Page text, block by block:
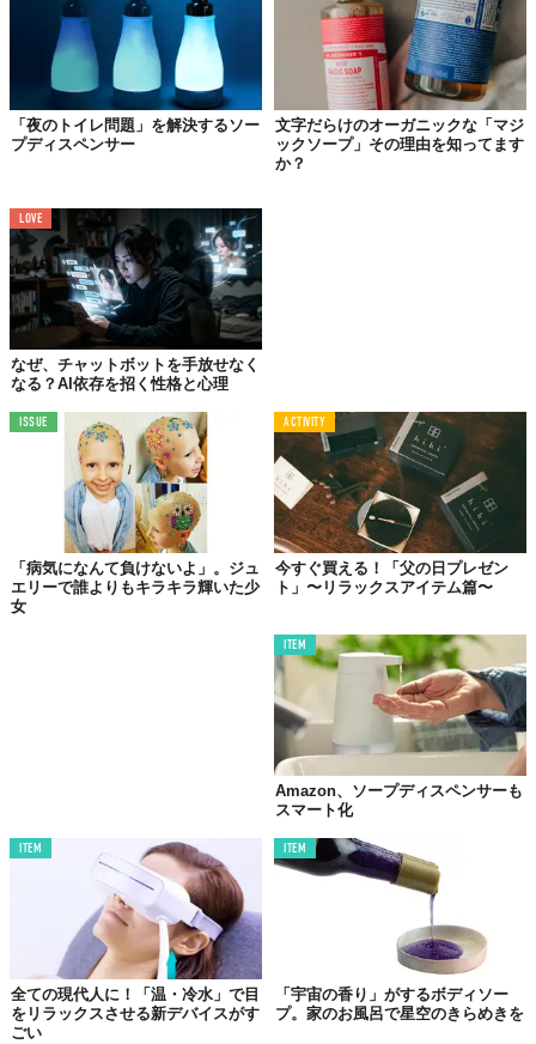
「夜のトイレ問題」を解決するソー
プディスペンサー
文字だらけのオーガニックな「マジ
ックソープ」その理由を知ってます
か？
LOVE
なぜ、チャットボットを手放せなく
なる？AI依存を招く性格と心理
ISSUE
「病気になんて負けないよ」。ジュ
エリーで誰よりもキラキラ輝いた少
女
ACTIVITY
今すぐ買える！「父の日プレゼン
ト」〜リラックスアイテム篇〜
ITEM
Amazon、ソープディスペンサーも
スマート化
ITEM
全ての現代人に！「温・冷水」で目
をリラックスさせる新デバイスがす
ごい
ITEM
「宇宙の香り」がするボディソー
プ。家のお風呂で星空のきらめきを